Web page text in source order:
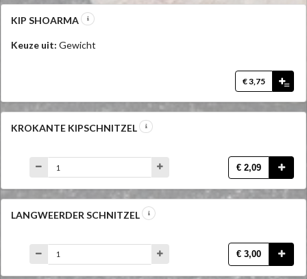
KIP SHOARMA
Keuze uit: Gewicht
€ 3,75 =
KROKANTE KIPSCHNITZEL
€ 2,09
LANGWEERDER SCHNITZEL
€ 3,00